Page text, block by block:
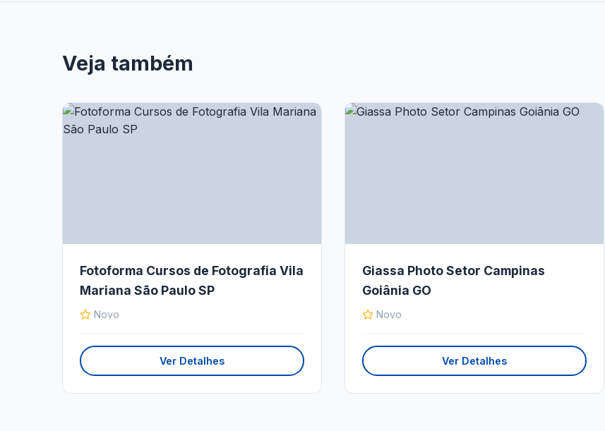
Veja também
Fotoforma Cursos de Fotografia Vila
Mariana São Paulo SP
Novo
Ver Detalhes
Giassa Photo Setor Campinas
Goiânia GO
Novo
Ver Detalhes